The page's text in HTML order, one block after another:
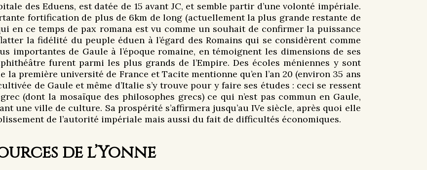
des Eduens, est datée de 15 avant JC, et semble partir d’une volonté impériale.
fortification de plus de 6km de long (actuellement la plus grande restante de
en ce temps de pax romana est vu comme un souhait de confirmer la puissance
la fidélité du peuple éduen à l’égard des Romains qui se considèrent comme
importantes de Gaule à l’époque romaine, en témoignent les dimensions de ses
furent parmi les plus grands de l’Empire. Des écoles méniennes y sont
première université de France et Tacite mentionne qu’en l’an 20 (environ 35 ans
de Gaule et même d’Italie s’y trouve pour y faire ses études : ceci se ressent
(dont la mosaïque des philosophes grecs) ce qui n’est pas commun en Gaule,
une ville de culture. Sa prospérité s’affirmera jusqu’au IVe siècle, après quoi elle
de l’autorité impériale mais aussi du fait de difficultés économiques.
de l’Yonne